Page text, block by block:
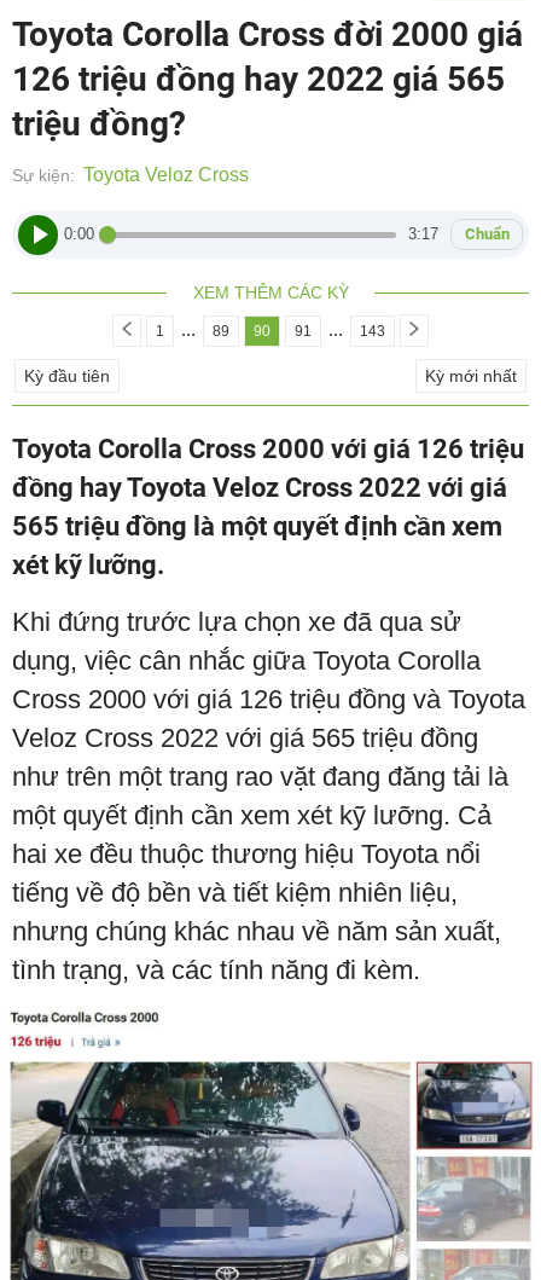
Toyota Corolla Cross đời 2000 giá
126 triệu đồng hay 2022 giá 565
triệu đồng?
Sự kiện: Toyota Veloz Cross
0:00 3:17 Chuẩn
XEM THÊM CÁC KỲ
1 ... 89 90 91 ... 143
Kỳ đầu tiên Kỳ mới nhất
Toyota Corolla Cross 2000 với giá 126 triệu
đồng hay Toyota Veloz Cross 2022 với giá
565 triệu đồng là một quyết định cần xem
xét kỹ lưỡng.
Khi đứng trước lựa chọn xe đã qua sử
dụng, việc cân nhắc giữa Toyota Corolla
Cross 2000 với giá 126 triệu đồng và Toyota
Veloz Cross 2022 với giá 565 triệu đồng
như trên một trang rao vặt đang đăng tải là
một quyết định cần xem xét kỹ lưỡng. Cả
hai xe đều thuộc thương hiệu Toyota nổi
tiếng về độ bền và tiết kiệm nhiên liệu,
nhưng chúng khác nhau về năm sản xuất,
tình trạng, và các tính năng đi kèm.